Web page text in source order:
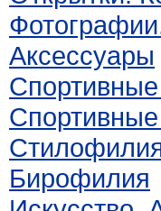
Аксессуары
Спортивные
Бирофилия